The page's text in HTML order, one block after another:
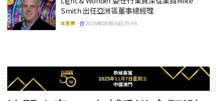
Smith 出任亞洲區董事總經理
本思齊 2026年08月06日 09:46